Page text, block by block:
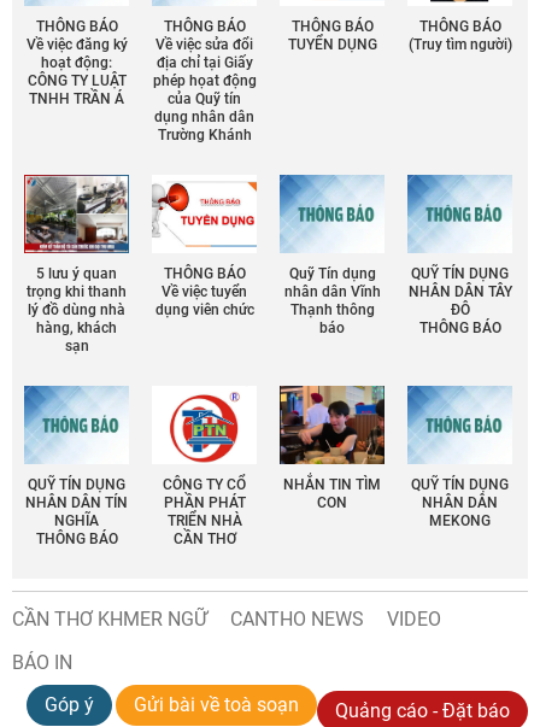
THÔNG BÁO
Về việc đăng ký
hoạt động:
CÔNG TY LUẬT
TNHH TRẦN Á
THÔNG BÁO
Về việc sửa đổi
địa chỉ tại Giấy
phép họat động
của Quỹ tín
dụng nhân dân
Trường Khánh
THÔNG BÁO
TUYỂN DỤNG
THÔNG BÁO
(Truy tìm người)
5 lưu ý quan
trọng khi thanh
lý đồ dùng nhà
hàng, khách
sạn
THÔNG BÁO
Về việc tuyển
dụng viên chức
Quỹ Tín dụng
nhân dân Vĩnh
Thạnh thông
báo
QUỸ TÍN DỤNG
NHÂN DÂN TÂY
ĐÔ
THÔNG BÁO
QUỸ TÍN DỤNG
NHÂN DÂN TÍN
NGHĨA
THÔNG BÁO
CÔNG TY CỔ
PHẦN PHÁT
TRIỂN NHÀ
CẦN THƠ
NHẮN TIN TÌM
CON
QUỸ TÍN DỤNG
NHÂN DÂN
MEKONG
CẦN THƠ KHMER NGỮ CANTHO NEWS
VIDEO
BÁO IN
Góp ý
Gửi bài về toà soạn Quảng cáo - Đặt báo